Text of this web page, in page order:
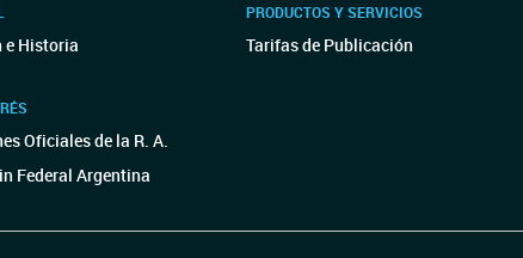
e Historia
Oficiales de la R. A.
Federal Argentina
PRODUCTOS Y SERVICIOS
Tarifas de Publicación